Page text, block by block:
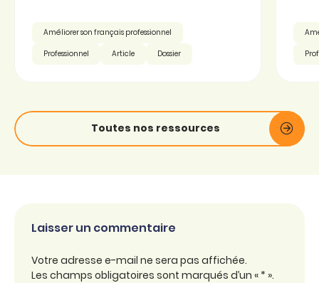
Améliorer son français professionnel
Professionnel
Article Dossier
Toutes nos ressources
Laisser un commentaire
Votre adresse e-mail ne sera pas affichée.
Les champs obligatoires sont marqués d’un « * ».